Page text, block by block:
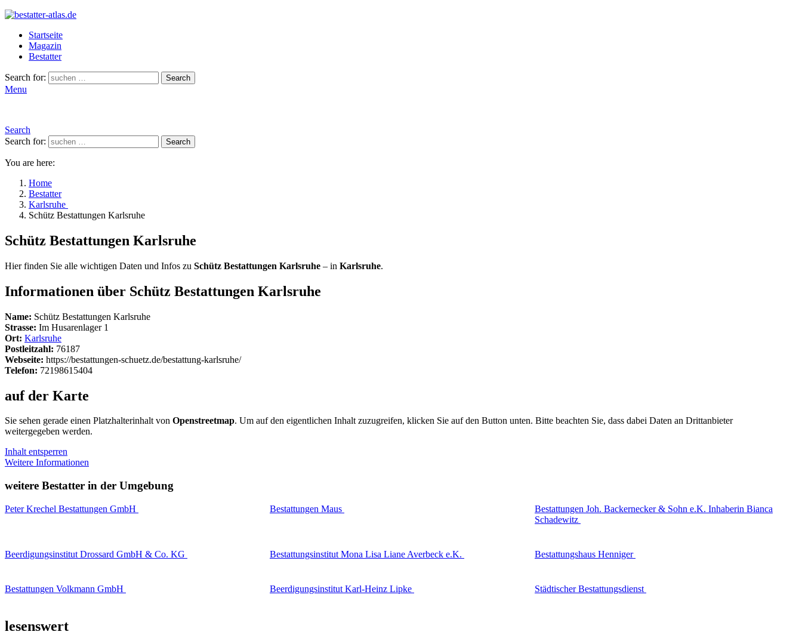
Startseite
Magazin
Bestatter
Search for: Search
Menu
Search
Search for:
Search
You are here:
Home
Bestatter
Karlsruhe
Schütz Bestattungen Karlsruhe
Schütz Bestattungen Karlsruhe
Hier finden Sie alle wichtigen Daten und Infos zu Schütz Bestattungen Karlsruhe – in Karlsruhe.
Informationen über Schütz Bestattungen Karlsruhe
Name: Schütz Bestattungen Karlsruhe
Strasse: Im Husarenlager 1
Ort: Karlsruhe
Postleitzahl: 76187
Webseite: https://bestattungen-schuetz.de/bestattung-karlsruhe/
Telefon: 72198615404
auf der Karte
Sie sehen gerade einen Platzhalterinhalt von Openstreetmap. Um auf den eigentlichen Inhalt zuzugreifen, klicken Sie auf den Button unten. Bitte beachten Sie, dass dabei Daten an Drittanbieter
weitergegeben werden.
Inhalt entsperren
Weitere Informationen
weitere Bestatter in der Umgebung
Peter Krechel Bestattungen GmbH Bestattungen Maus
Bestattungen Joh. Backernecker & Sohn e.K. Inhaberin Bianca
Schadewitz
Beerdigungsinstitut Drossard GmbH & Co. KG Bestattungsinstitut Mona Lisa Liane Averbeck e.K. Bestattungshaus Henniger
Bestattungen Volkmann GmbH Beerdigungsinstitut Karl-Heinz Lipke Städtischer Bestattungsdienst
lesenswert